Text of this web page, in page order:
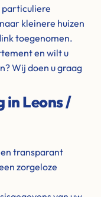
particuliere
kleinere huizen
toegenomen.
en wilt u
Wij doen u graag
in Leons /
transparant
zorgeloze